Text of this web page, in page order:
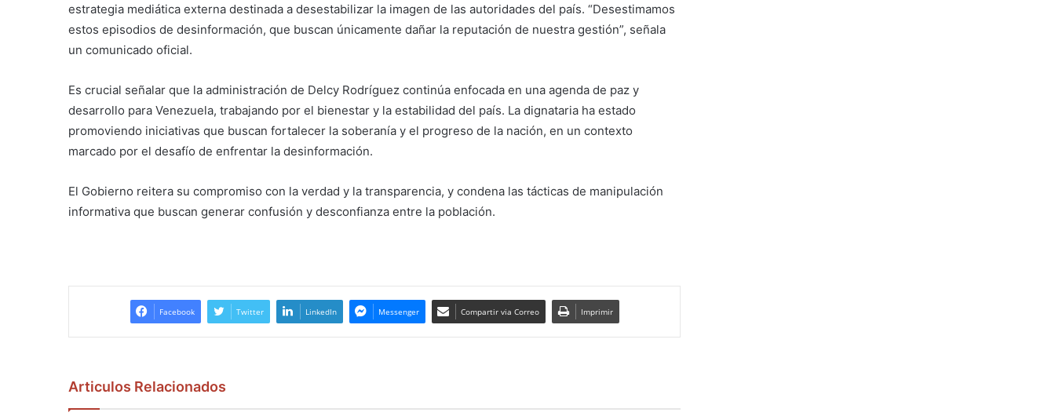
estrategia mediática externa destinada a desestabilizar la imagen de las autoridades del país. “Desestimamos
estos episodios de desinformación, que buscan únicamente dañar la reputación de nuestra gestión”, señala
un comunicado oficial.
Es crucial señalar que la administración de Delcy Rodríguez continúa enfocada en una agenda de paz y
desarrollo para Venezuela, trabajando por el bienestar y la estabilidad del país. La dignataria ha estado
promoviendo iniciativas que buscan fortalecer la soberanía y el progreso de la nación, en un contexto
marcado por el desafío de enfrentar la desinformación.
El Gobierno reitera su compromiso con la verdad y la transparencia, y condena las tácticas de manipulación
informativa que buscan generar confusión y desconfianza entre la población.
Facebook Twitter LinkedIn Messenger Compartir via Correo Imprimir
Articulos Relacionados